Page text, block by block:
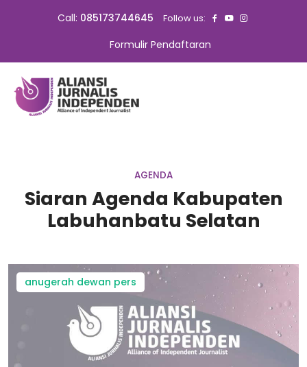
Call: 085173744645 Follow us:
Formulir Pendaftaran
AGENDA
Siaran Agenda Kabupaten
Labuhanbatu Selatan
anugerah dewan pers